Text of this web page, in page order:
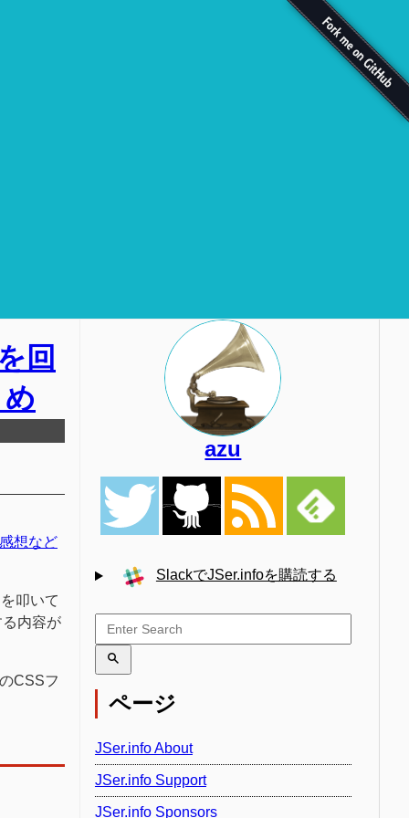
回
想など
叩いて
内容が
CSSフ
azu
SlackでJSer.infoを購読する
ページ
JSer.info About
JSer.info Support
JSer.info Sponsors